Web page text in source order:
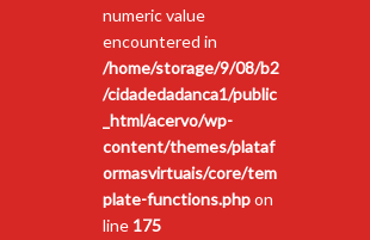
numeric value
encountered in
/home/storage/9/08/b2
/cidadedadanca1/public
_html/acervo/wp-
content/themes/plataf
ormasvirtuais/core/tem
plate-functions.phpon
line 175